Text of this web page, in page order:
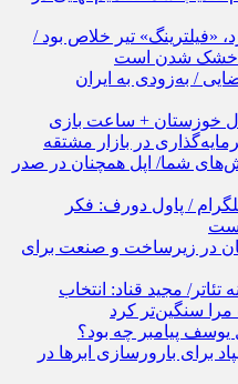
«فیلترینگ» تیر خلاص بود /
خشک شدن است
/ به‌زودی به ایران
خوزستان + ساعت بازی
در بازار مشتقه
شما/ اپل همچنان در صدر
/ پاول دورف: فکر
در زیرساخت و صنعت برای
مجید قناد: انتخاب
مرا سنگین‌تر کرد
یوسف پیامبر چه بود؟
و پهپاد برای بارورسازی ابر‌ها در